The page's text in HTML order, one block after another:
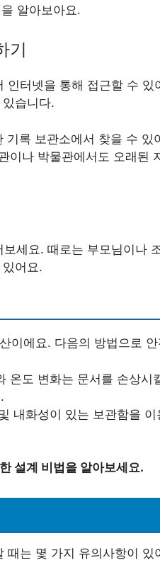
을 알아보아요.
기
인터넷을 통해 접근할 수
습니다.
기록 보관소에서 찾을 수 있
이나 박물관에서도 오래된
세요. 때로는 부모님이나
어요.
이에요. 다음의 방법으로
온도 변화는 문서를 손상시
내화성이 있는 보관함을
설계 비법을 알아보세요.
때는 몇 가지 유의사항이 있